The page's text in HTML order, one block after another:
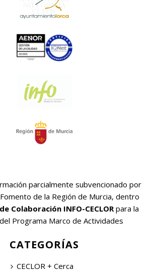
parcialmente subvencionado por
de la Región de Murcia, dentro
Colaboración INFO-CECLOR para la
Programa Marco de Actividades
CATEGORÍAS
CECLOR + Cerca